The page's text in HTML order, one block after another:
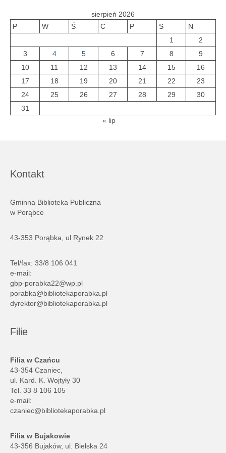
sierpień 2026
P
W Ś C P S
N
1
2
3
4 5 6 7 8
9
10
11 12 13 14 15
16
17
18 19 20 21 22
23
24
25 26 27 28 29
30
31
« lip
Kontakt
Gminna Biblioteka Publiczna
w Porąbce
43-353 Porąbka, ul Rynek 22
Tel/fax: 33/8 106 041
e-mail:
gbp-porabka22@wp.pl
porabka@bibliotekaporabka.pl
dyrektor@bibliotekaporabka.pl
Filie
Filia w Czańcu
43-354 Czaniec,
ul. Kard. K. Wojtyły 30
Tel. 33 8 106 105
e-mail:
czaniec@bibliotekaporabka.pl
Filia w Bujakowie
43-356 Bujaków, ul. Bielska 24